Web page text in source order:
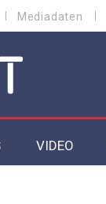
Mediadaten
VIDEO